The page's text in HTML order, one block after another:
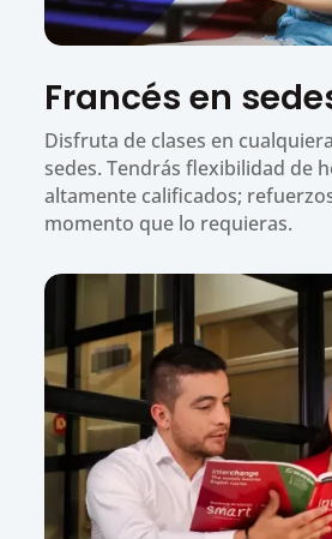
Francés en
Disfruta de clases en
sedes. Tendrás flexibilidad de
altamente calificados;
momento que lo requieras.